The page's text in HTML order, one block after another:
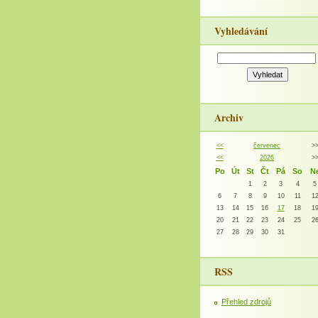
Vyhledávání
Archiv
<< červenec
>>
<<
2026 >>
Po Út St Čt Pá So
1 2 3 4
5
6
7 8 9 10 11
12
13
14 15 16 17 18
19
20
21 22 23 24 25
26
27
28 29 30 31
RSS
Přehled zdrojů